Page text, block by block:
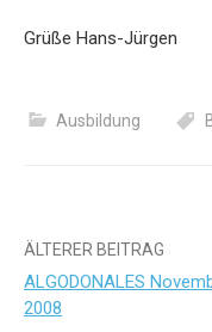
Grüße Hans-Jürgen
Ausbildung
Beitrags-
Navigation
ÄLTERER BEITRAG
ALGODONALES
2008